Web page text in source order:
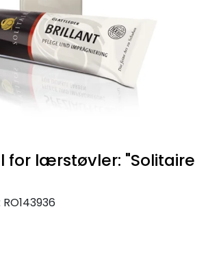
for lærstøvler: "Solitaire
RO143936